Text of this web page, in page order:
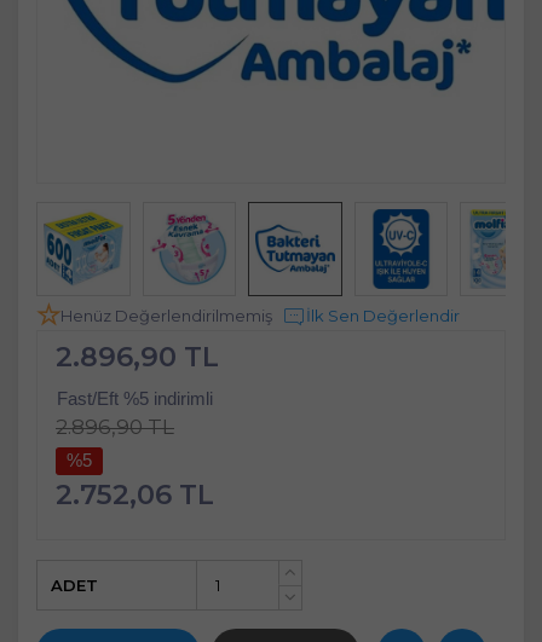
Henüz Değerlendirilmemiş İlk Sen Değerlendir
2.896,90 TL
Fast/Eft %5 indirimli
2.896,90 TL
%5
2.752,06 TL
+
ADET